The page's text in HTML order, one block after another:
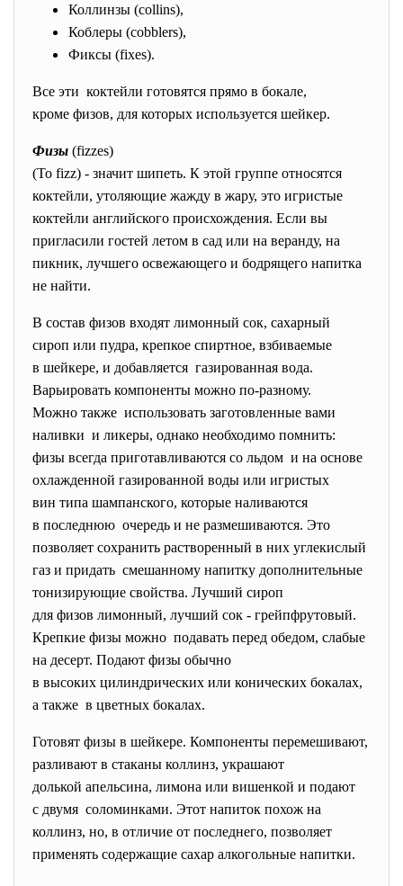
Коллинзы (collins),
Коблеры (cobblers),
Фиксы (fixes).
Все эти коктейли готовятся прямо в бокале,
кроме физов, для которых используется шейкер.
Физы (fizzes)
(То fizz) - значит шипеть. К этой группе относятся
коктейли, утоляющие жажду в жару, это игристые
коктейли английского происхождения. Если вы
пригласили гостей летом в сад или на веранду, на
пикник, лучшего освежающего и бодрящего напитка
не найти.
В состав физов входят лимонный сок, сахарный
сироп или пудра, крепкое спиртное, взбиваемые
в шейкере, и добавляется газированная вода.
Варьировать компоненты можно по-разному.
Можно также использовать заготовленные вами
наливки и ликеры, однако необходимо помнить:
физы всегда приготавливаются со льдом и на основе
охлажденной газированной воды или игристых
вин типа шампанского, которые наливаются
в последнюю очередь и не размешиваются. Это
позволяет сохранить растворенный в них углекислый
газ и придать смешанному напитку дополнительные
тонизирующие свойства. Лучший сироп
для физов лимонный, лучший сок - грейпфрутовый.
Крепкие физы можно подавать перед обедом, слабые
на десерт. Подают физы обычно
в высоких цилиндрических или конических бокалах,
а также в цветных бокалах.
Готовят физы в шейкере. Компоненты перемешивают,
разливают в стаканы коллинз, украшают
долькой апельсина, лимона или вишенкой и подают
с двумя соломинками. Этот напиток похож на
коллинз, но, в отличие от последнего, позволяет
применять содержащие сахар алкогольные напитки.